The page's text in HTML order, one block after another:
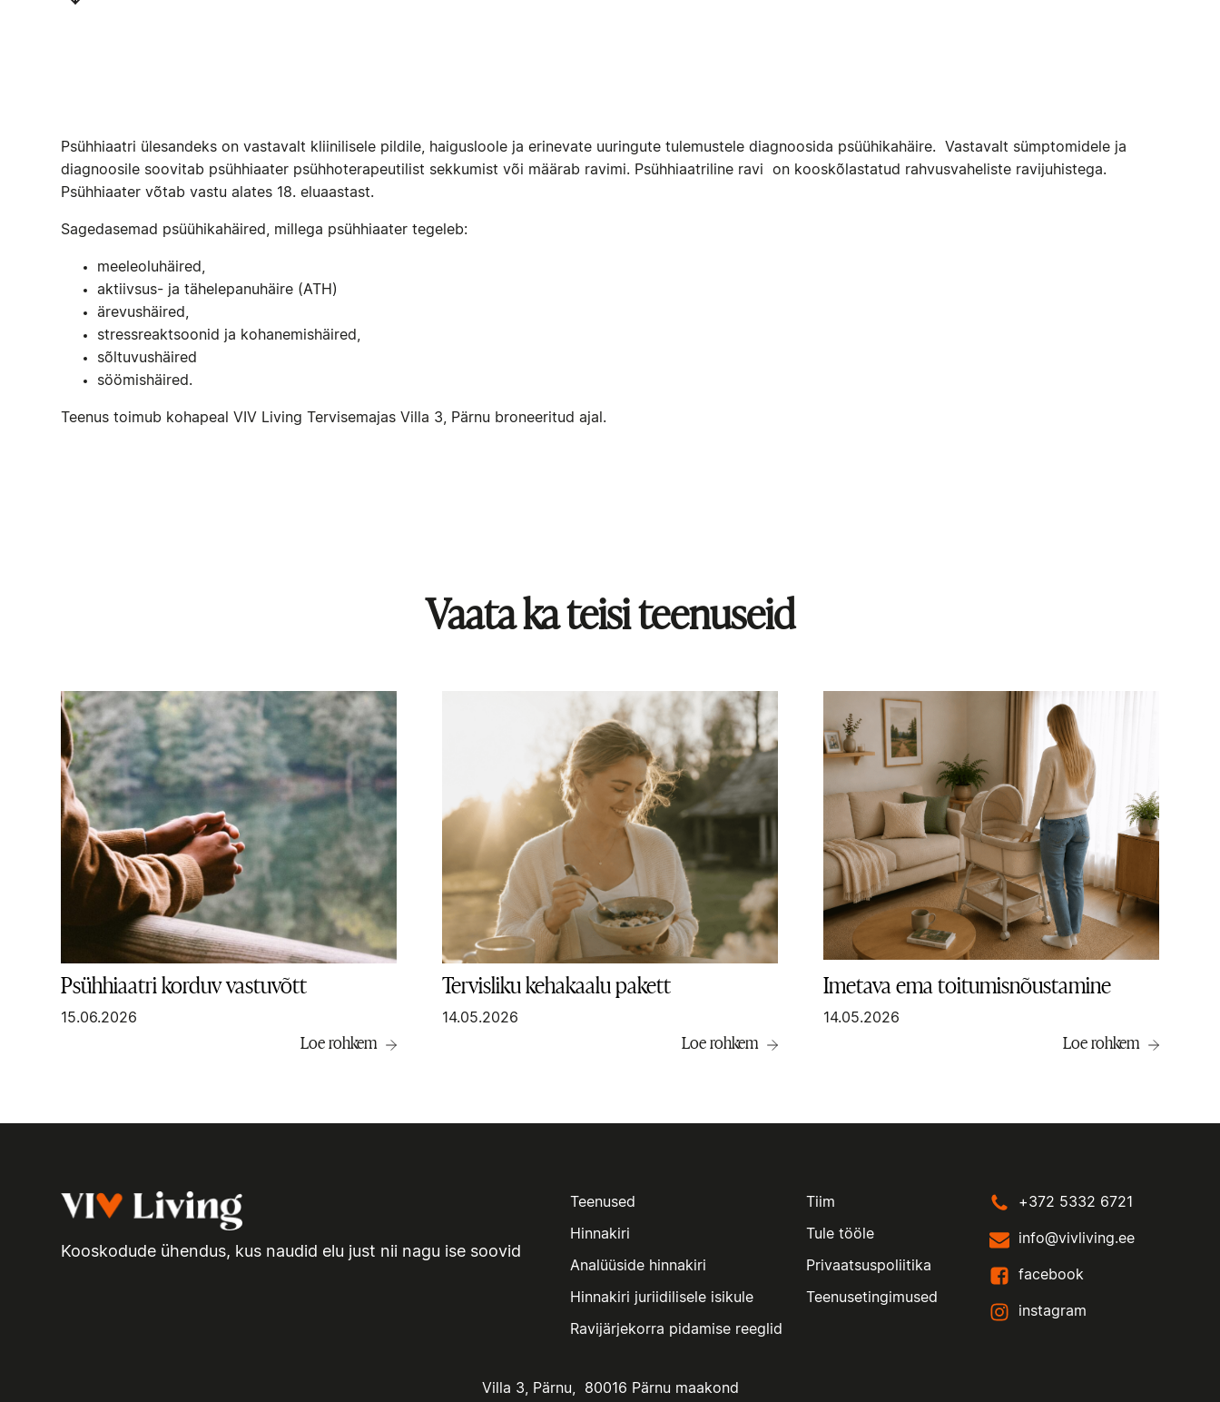
Psühhiaatri ülesandeks on vastavalt kliinilisele pildile, haigusloole ja erinevate uuringute tulemustele diagnoosida psüühikahäire. Vastavalt sümptomidele ja
diagnoosile soovitab psühhiaater psühhoterapeutilist sekkumist või määrab ravimi. Psühhiaatriline ravi on kooskõlastatud rahvusvaheliste ravijuhistega.
Psühhiaater võtab vastu alates 18. eluaastast.
Sagedasemad psüühikahäired, millega psühhiaater tegeleb:
meeleoluhäired,
aktiivsus- ja tähelepanuhäire (ATH)
ärevushäired,
stressreaktsoonid ja kohanemishäired,
sõltuvushäired
söömishäired.
Teenus toimub kohapeal VIV Living Tervisemajas Villa 3, Pärnu broneeritud ajal.
Vaata ka teisi teenuseid
Psühhiaatri korduv vastuvõtt
15.06.2026
Loe rohkem
Tervisliku kehakaalu pakett
14.05.2026
Loe rohkem
Imetava ema toitumisnõustamine
14.05.2026
Loe rohkem
Kooskodude ühendus, kus naudid elu just nii nagu ise soovid
Teenused
Hinnakiri
Analüüside hinnakiri
Hinnakiri juriidilisele isikule
Ravijärjekorra pidamise reeglid
Tiim
Tule tööle
Privaatsuspoliitika
Teenusetingimused
+372 5332 6721
info@vivliving.ee
facebook
instagram
Villa 3, Pärnu, 80016 Pärnu maakond